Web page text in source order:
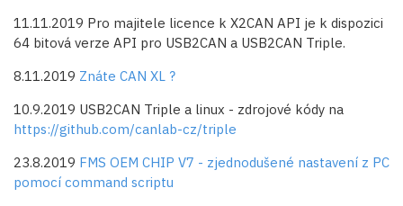
11.11.2019 Pro majitele licence k X2CAN API je k dispozici
64 bitová verze API pro USB2CAN a USB2CAN Triple.
8.11.2019 Znáte CAN XL ?
10.9.2019 USB2CAN Triple a linux - zdrojové kódy na
https://github.com/canlab-cz/triple
23.8.2019 FMS OEM CHIP V7 - zjednodušené nastavení z PC
pomocí command scriptu